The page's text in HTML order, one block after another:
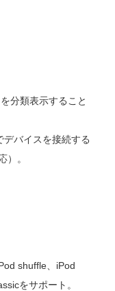
分類表示すること
デバイスを接続する
）。
shuffle、iPod
をサポート。